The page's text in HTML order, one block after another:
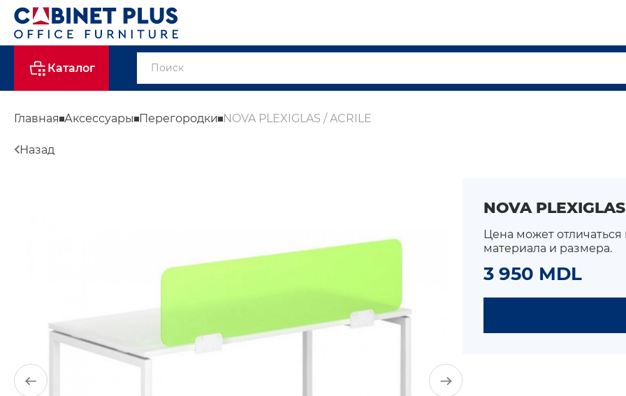
Каталог
Главная Аксессуары Перегородки NOVA PLEXIGLAS / ACRILE
Назад
NOVA
Цена может
материала и размера.
3 950 MDL